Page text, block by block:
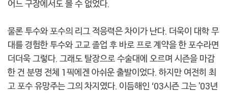
어느 구장에서도 볼 수 없었다.
물론 투수와 포수의 리그 적응력은 차이가 난다. 더욱이 대학 무
대를 경험한 투수와 고교 졸업 후 바로 프로 계약을 한 포수라면
더더욱 그렇다. 그래도 탈장으로 수술대에 오르며 시즌을 마감
한 건 분명 전체 1픽에겐 아쉬운 출발이었다. 하지만 여전히 최
고 포수 유망주는 그의 차지였다. 이듬해인 ‘03시즌 그는 '03년